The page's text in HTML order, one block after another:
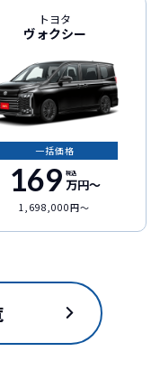
トヨタ
ヴォクシー
一括価格
169 税込
万円〜
1,698,000円〜